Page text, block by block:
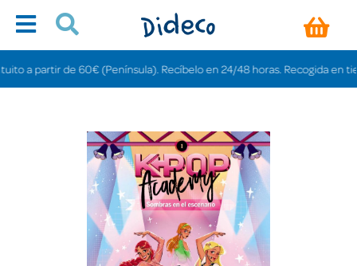
partir de 60€ (Península). Recíbelo en 24/48 horas. Recogida en